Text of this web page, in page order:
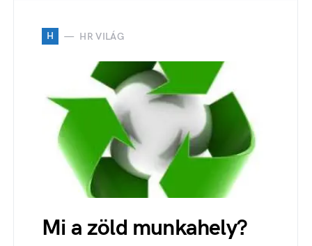
H HR VILÁG
Mi a zöld munkahely?